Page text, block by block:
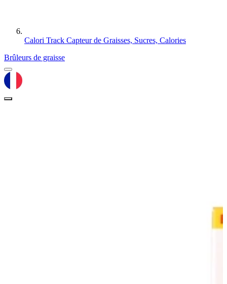
Calori Track Capteur de Graisses, Sucres, Calories
Brûleurs de graisse